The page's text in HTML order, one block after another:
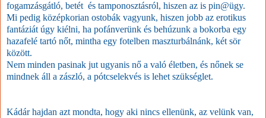
fogamzásgátló, betét és tamponosztásról, hiszen az is pin@ügy.
Mi pedig középkorian ostobák vagyunk, hiszen jobb az erotikus
fantáziát úgy kiélni, ha pofánverünk és behúzunk a bokorba egy
hazafelé tartó nőt, mintha egy fotelben maszturbálnánk, két sör
között.
Nem minden pasinak jut ugyanis nő a való életben, és nőnek se
mindnek áll a zászló, a pótcselekvés is lehet szükséglet.
Kádár hajdan azt mondta, hogy aki nincs ellenünk, az velünk van,